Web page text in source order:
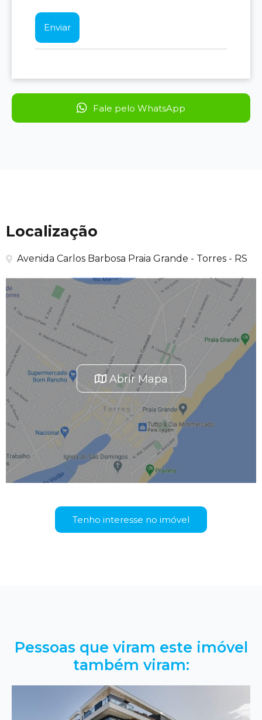
Fale pelo WhatsApp
Localização
Avenida Carlos Barbosa Praia Grande - Torres - RS
Abrir Mapa
Tenho interesse no imóvel
Pessoas que viram este imóvel
também viram: